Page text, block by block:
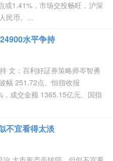
或1.41%，市场交投畅旺，沪深
民币。...
水平争持
文：百利好証券策略师岑智勇
幅 251.72点。恒指收报
成交金额 1365.15亿元。国指
不宜看得太淡